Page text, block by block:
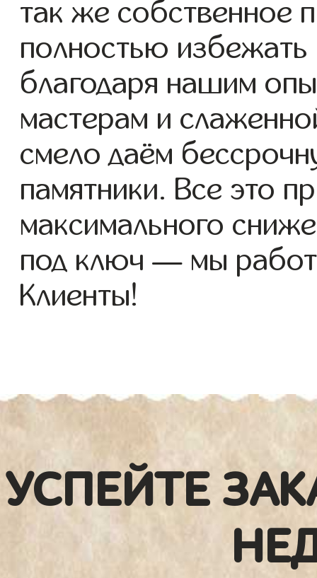
так же собственное
полностью
благодаря нашим
мастерам и
смело даём
памятники. Все это
максимального
под ключ — мы
Клиенты!
УСПЕЙТЕ